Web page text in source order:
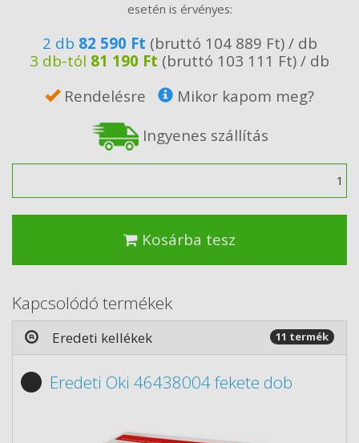
esetén is érvényes:
2 db 82 590 Ft (bruttó 104 889 Ft) / db
3 db-tól 81 190 Ft (bruttó 103 111 Ft) / db
Rendelésre
Mikor kapom meg?
Ingyenes szállítás
Kosárba tesz
Kapcsolódó termékek
Eredeti kellékek 11 termék
Eredeti Oki 46438004 fekete dob